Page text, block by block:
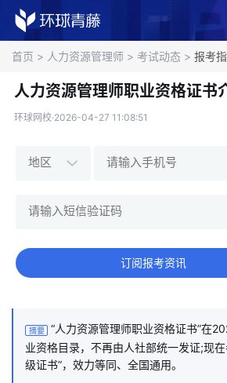
首页 > 人力资源管理师 > 考试动态 > 报考
人力资源管理师职业资格证书
环球网校·2026-04-27 11:08:51
订阅报考资讯
摘要
“人力资源管理师职业资格证书”在
业资格目录，不再由人社部统一发证;现
级证书”，效力等同、全国通用。